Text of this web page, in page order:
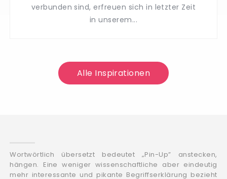
verbunden sind, erfreuen sich in letzter Zeit
in unserem...
Alle Inspirationen
Wortwörtlich übersetzt bedeutet „Pin-Up” anstecken,
hängen. Eine weniger wissenschaftliche aber eindeutig
mehr interessante und pikante Begriffserklärung bezieht